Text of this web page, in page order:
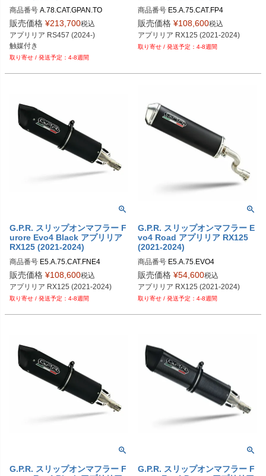
商品番号 A.78.CAT.GPAN.TO
販売価格 ¥213,700税込
アプリリア RS457 (2024-)
触媒付き
4-8週間
商品番号 E5.A.75.CAT.FP4
販売価格 ¥108,600税込
アプリリア RX125 (2021-2024)
4-8週間
G.P.R. スリップオンマフラー F
urore Evo4 Black アプリリア
RX125 (2021-2024)
商品番号 E5.A.75.CAT.FNE4
販売価格 ¥108,600税込
アプリリア RX125 (2021-2024)
4-8週間
G.P.R. スリップオンマフラー E
vo4 Road アプリリア RX125
(2021-2024)
商品番号 E5.A.75.EVO4
販売価格 ¥54,600税込
アプリリア RX125 (2021-2024)
4-8週間
G.P.R. スリップオンマフラー F
G.P.R. スリップオンマフラー F